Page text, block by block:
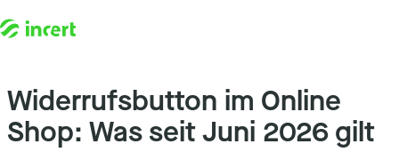
Zum Inhalt springen
Widerrufsbutton im Online
Shop: Was seit Juni 2026 gilt